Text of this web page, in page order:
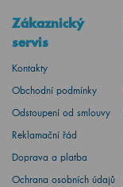
Zákaznický
servis
Kontakty
Obchodní podmínky
Odstoupení od smlouvy
Reklamační řád
Doprava a platba
Ochrana osobních údajů